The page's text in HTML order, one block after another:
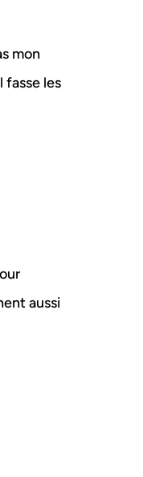
mon
fasse les
aussi